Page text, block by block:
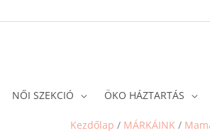
NŐI SZEKCIÓ ÖKO HÁZTARTÁS
Kezdőlap / MÁRKÁINK /